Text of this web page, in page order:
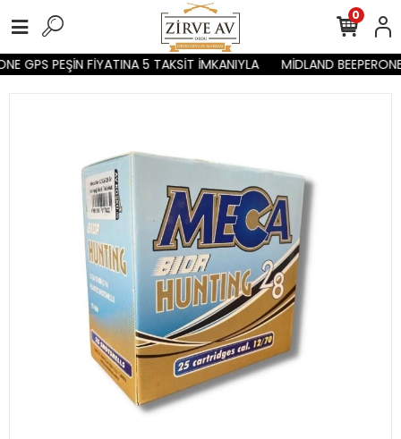
GPS PEŞİN FİYATINA 5 TAKSİT İMKANIYLA MİDLAND
0